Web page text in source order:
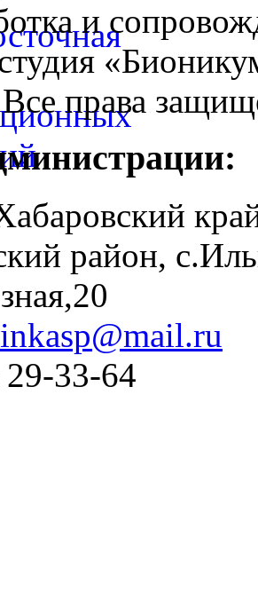
и
права
район,
33-64